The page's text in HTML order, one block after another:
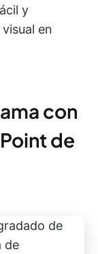
y
en
con
de